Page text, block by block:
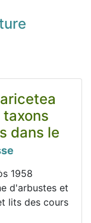
dans le
1958
d'arbustes et
lits des cours